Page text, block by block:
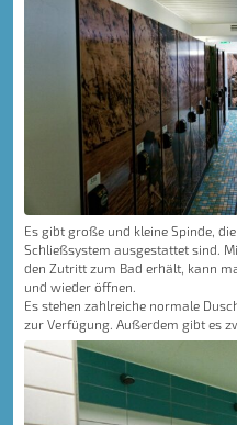
Es gibt große und kleine Spinde,
Schließsystem ausgestattet sind.
den Zutritt zum Bad erhält, kann
und wieder öffnen.
Es stehen zahlreiche normale
zur Verfügung. Außerdem gibt es